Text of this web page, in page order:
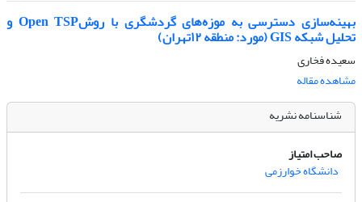
بهینه‌سازی دسترسی به موزه‌های گردشگری با روشOpen TSP و
تحلیل شبکه GIS (مورد: منطقه ۱۲تهران)
سعیده فخاری
مشاهده مقاله
شناسنامه نشریه
صاحب امتیاز
دانشگاه خوارزمی